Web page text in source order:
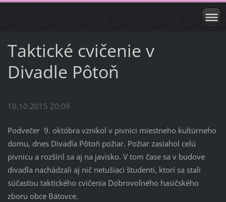
Taktické cvičenie v
Divadle Pôtoň
10.10.2015 20:09
Podvečer 9. októbra vznikol v pivnici miestneho kultúrneho
domu, dnes Divadla Pôtoň požiar. Požiar zasiahol celú
pivnicu a rozšíril sa aj na javisko. V tom čase sa v budove
divadla nachádzali aj nič netušiaci študenti, ktorí sa stali
súčasťou taktického cvičenia Dobrovoľného hasičského
zboru obce Bátovce.